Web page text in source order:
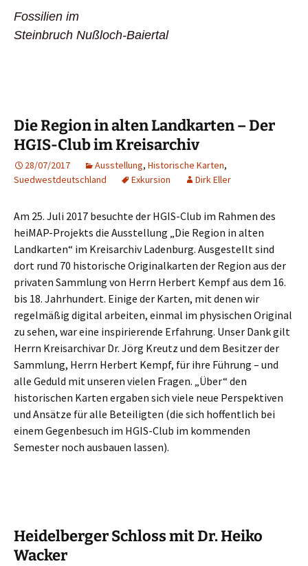
Fossilien im
Steinbruch Nußloch-Baiertal
Die Region in alten Landkarten – Der
HGIS-Club im Kreisarchiv
28/07/2017 Ausstellung, Historische Karten,
Suedwestdeutschland
Exkursion Dirk Eller
Am 25. Juli 2017 besuchte der HGIS-Club im Rahmen des
heiMAP-Projekts die Ausstellung „Die Region in alten
Landkarten“ im Kreisarchiv Ladenburg. Ausgestellt sind
dort rund 70 historische Originalkarten der Region aus der
privaten Sammlung von Herrn Herbert Kempf aus dem 16.
bis 18. Jahrhundert. Einige der Karten, mit denen wir
regelmäßig digital arbeiten, einmal im physischen Original
zu sehen, war eine inspirierende Erfahrung. Unser Dank gilt
Herrn Kreisarchivar Dr. Jörg Kreutz und dem Besitzer der
Sammlung, Herrn Herbert Kempf, für ihre Führung – und
alle Geduld mit unseren vielen Fragen. „Über“ den
historischen Karten ergaben sich viele neue Perspektiven
und Ansätze für alle Beteiligten (die sich hoffentlich bei
einem Gegenbesuch im HGIS-Club im kommenden
Semester noch ausbauen lassen).
Heidelberger Schloss mit Dr. Heiko
Wacker